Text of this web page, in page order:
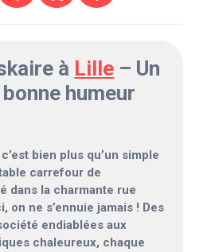
à Lille – Un
humeur
bien plus qu’un simple
carrefour de
dans la charmante rue
on ne s’ennuie jamais ! Des
endiablées aux
chaleureux, chaque